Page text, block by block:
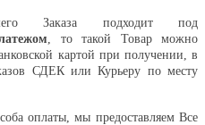
Заказа подходит под
, то такой Товар можно
картой при получении, в
СДЕК или Курьеру по месту
оплаты, мы предоставляем Все